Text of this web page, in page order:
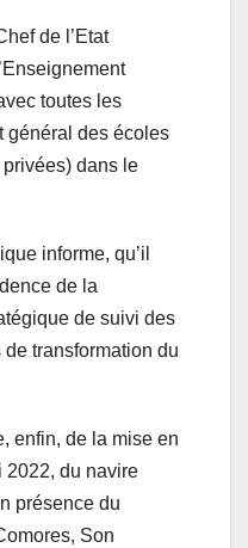
de l’Etat
toutes les
général des écoles
dans le
informe, qu’il
de la
de suivi des
transformation du
enfin, de la mise en
2022, du navire
présence du
Son